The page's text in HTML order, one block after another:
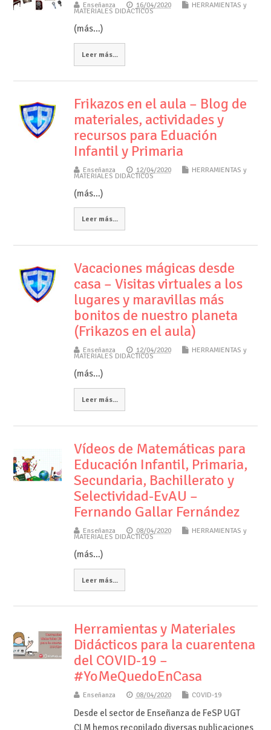
Enseñanza 16/04/2020 HERRAMIENTAS y
MATERIALES DIDÁCTICOS
(más…)
Leer más...
Frikazos en el aula – Blog de
materiales, actividades y
recursos para Eduación
Infantil y Primaria
Enseñanza 12/04/2020 HERRAMIENTAS y
MATERIALES DIDÁCTICOS
(más…)
Leer más...
Vacaciones mágicas desde
casa – Visitas virtuales a los
lugares y maravillas más
bonitos de nuestro planeta
(Frikazos en el aula)
Enseñanza 12/04/2020 HERRAMIENTAS y
MATERIALES DIDÁCTICOS
(más…)
Leer más...
Vídeos de Matemáticas para
Educación Infantil, Primaria,
Secundaria, Bachillerato y
Selectividad-EvAU –
Fernando Gallar Fernández
Enseñanza 08/04/2020 HERRAMIENTAS y
MATERIALES DIDÁCTICOS
(más…)
Leer más...
Herramientas y Materiales
Didácticos para la cuarentena
del COVID-19 –
#YoMeQuedoEnCasa
Enseñanza 08/04/2020 COVID-19
Desde el sector de Enseñanza de FeSP UGT
CLM hemos recopilado diversas publicaciones